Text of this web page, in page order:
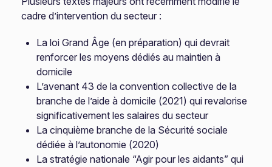
cadre d’intervention du secteur :
La loi Grand Âge (en préparation) qui devrait
renforcer les moyens dédiés au maintien à
domicile
L’avenant 43 de la convention collective de la
branche de l’aide à domicile (2021) qui revalorise
significativement les salaires du secteur
La cinquième branche de la Sécurité sociale
dédiée à l’autonomie (2020)
La stratégie nationale “Agir pour les aidants” qui